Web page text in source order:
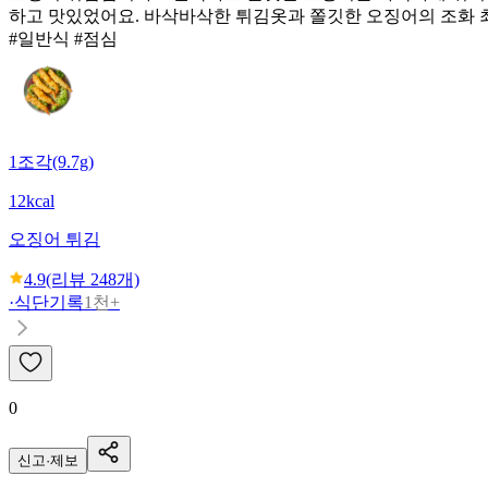
하고 맛있었어요. 바삭바삭한 튀김옷과 쫄깃한 오징어의 조화
#일반식 #점심
1조각(9.7g)
12kcal
오징어 튀김
4.9(리뷰 248개)
·식단기록1천+
0
신고·제보